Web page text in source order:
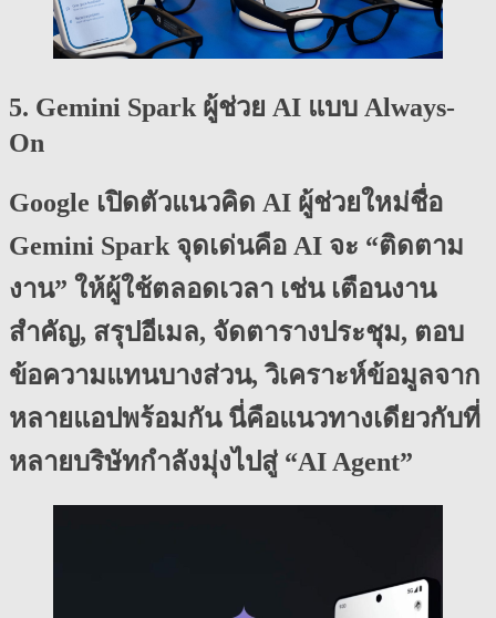
5. Gemini Spark ผู้ช่วย AI แบบ Always-
On
Google เปิดตัวแนวคิด AI ผู้ช่วยใหม่ชื่อ
Gemini Spark จุดเด่นคือ AI จะ “ติดตาม
งาน” ให้ผู้ใช้ตลอดเวลา เช่น เตือนงาน
สำคัญ, สรุปอีเมล, จัดตารางประชุม, ตอบ
ข้อความแทนบางส่วน, วิเคราะห์ข้อมูลจาก
หลายแอปพร้อมกัน นี่คือแนวทางเดียวกับที่
หลายบริษัทกำลังมุ่งไปสู่ “AI Agent”